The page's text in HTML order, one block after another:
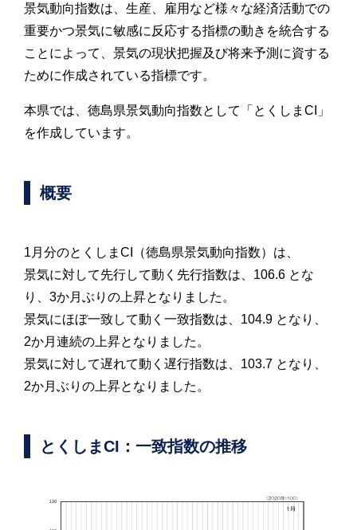
景気動向指数は、生産、雇用など様々な経済活動での
重要かつ景気に敏感に反応する指標の動きを統合する
ことによって、景気の現状把握及び将来予測に資する
ために作成されている指標です。
本県では、徳島県景気動向指数として「とくしまCI」
を作成しています。
概要
1月分のとくしまCI（徳島県景気動向指数）は、
景気に対して先行して動く先行指数は、106.6 とな
り、3か月ぶりの上昇となりました。
景気にほぼ一致して動く一致指数は、104.9 となり、
2か月連続の上昇となりました。
景気に対して遅れて動く遅行指数は、103.7 となり、
2か月ぶりの上昇となりました。
とくしまCI：一致指数の推移